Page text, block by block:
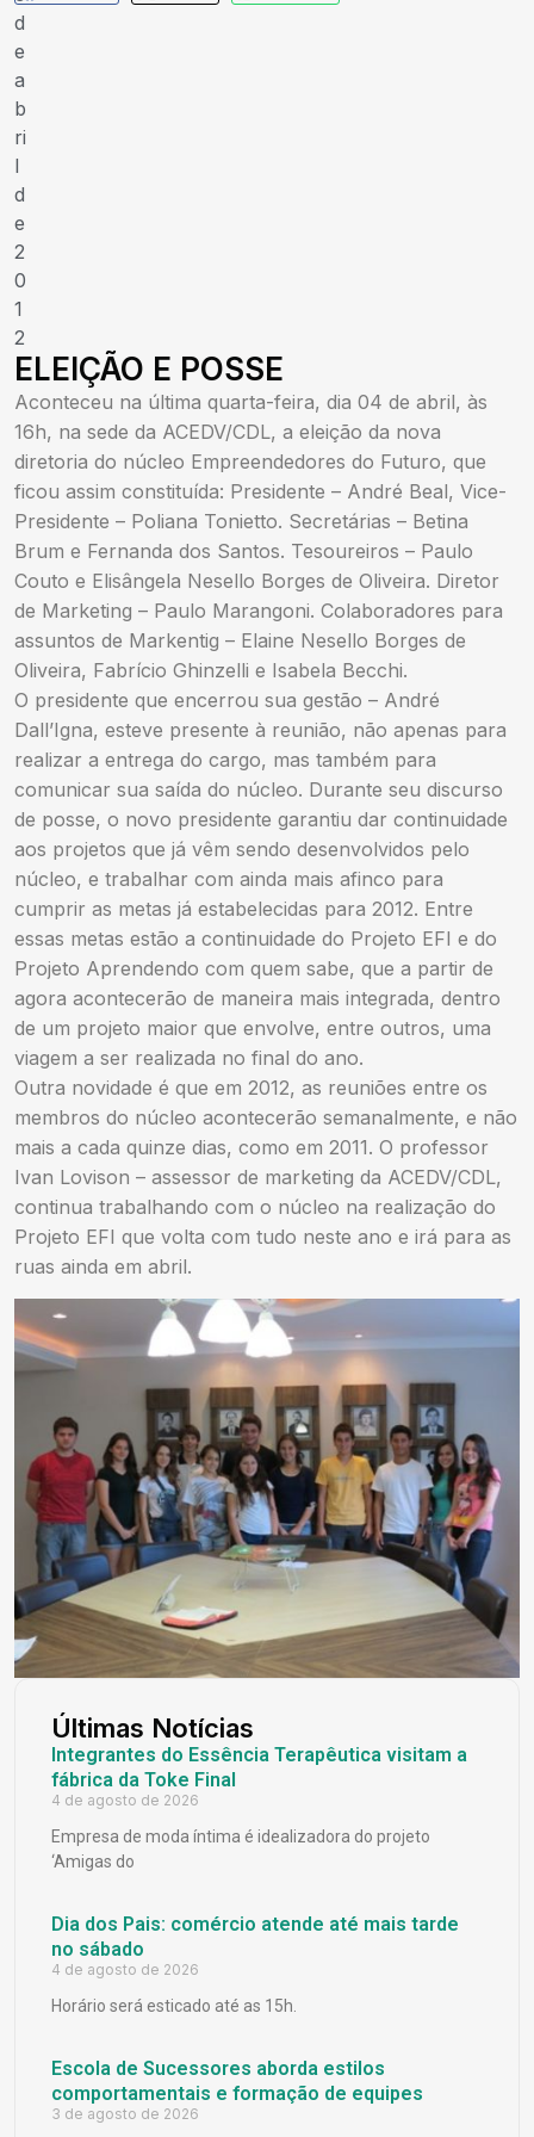
d
e
a
b
ri
l
d
e
2
0
1
2
ELEIÇÃO E POSSE
Aconteceu na última quarta-feira, dia 04 de abril, às
16h, na sede da ACEDV/CDL, a eleição da nova
diretoria do núcleo Empreendedores do Futuro, que
ficou assim constituída: Presidente – André Beal, Vice-
Presidente – Poliana Tonietto. Secretárias – Betina
Brum e Fernanda dos Santos. Tesoureiros – Paulo
Couto e Elisângela Nesello Borges de Oliveira. Diretor
de Marketing – Paulo Marangoni. Colaboradores para
assuntos de Markentig – Elaine Nesello Borges de
Oliveira, Fabrício Ghinzelli e Isabela Becchi.
O presidente que encerrou sua gestão – André
Dall’Igna, esteve presente à reunião, não apenas para
realizar a entrega do cargo, mas também para
comunicar sua saída do núcleo. Durante seu discurso
de posse, o novo presidente garantiu dar continuidade
aos projetos que já vêm sendo desenvolvidos pelo
núcleo, e trabalhar com ainda mais afinco para
cumprir as metas já estabelecidas para 2012. Entre
essas metas estão a continuidade do Projeto EFI e do
Projeto Aprendendo com quem sabe, que a partir de
agora acontecerão de maneira mais integrada, dentro
de um projeto maior que envolve, entre outros, uma
viagem a ser realizada no final do ano.
Outra novidade é que em 2012, as reuniões entre os
membros do núcleo acontecerão semanalmente, e não
mais a cada quinze dias, como em 2011. O professor
Ivan Lovison – assessor de marketing da ACEDV/CDL,
continua trabalhando com o núcleo na realização do
Projeto EFI que volta com tudo neste ano e irá para as
ruas ainda em abril.
Últimas Notícias
Integrantes do Essência Terapêutica visitam a
fábrica da Toke Final
4 de agosto de 2026
Empresa de moda íntima é idealizadora do projeto
‘Amigas do
Dia dos Pais: comércio atende até mais tarde
no sábado
4 de agosto de 2026
Horário será esticado até as 15h.
Escola de Sucessores aborda estilos
comportamentais e formação de equipes
3 de agosto de 2026